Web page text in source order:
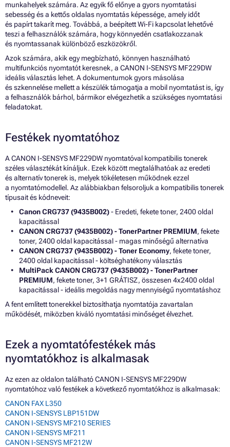
munkahelyek számára. Az egyik fő előnye a gyors nyomtatási
sebesség és a kettős oldalas nyomtatás képessége, amely időt
és papírt takarít meg. Továbbá, a beépített Wi-Fi kapcsolat lehetővé
teszi a felhasználók számára, hogy könnyedén csatlakozzanak
és nyomtassanak különböző eszközökről.
Azok számára, akik egy megbízható, könnyen használható
multifunkciós nyomtatót keresnek, a CANON I-SENSYS MF229DW
ideális választás lehet. A dokumentumok gyors másolása
és szkennelése mellett a készülék támogatja a mobil nyomtatást is, így
a felhasználók bárhol, bármikor elvégezhetik a szükséges nyomtatási
feladatokat.
Festékek nyomtatóhoz
A CANON I-SENSYS MF229DW nyomtatóval kompatibilis tonerek
széles választékát kínáljuk. Ezek között megtalálhatóak az eredeti
és alternatív tonerek is, melyek tökéletesen működnek ezzel
a nyomtatómodellel. Az alábbiakban felsoroljuk a kompatibilis tonerek
típusait és kódneveit:
Canon CRG737 (9435B002)- Eredeti, fekete toner, 2400 oldal
kapacitással
CANON CRG737 (9435B002) - TonerPartner PREMIUM, fekete
toner, 2400 oldal kapacitással - magas minőségű alternatíva
CANON CRG737 (9435B002) - Toner Economy, fekete toner,
2400 oldal kapacitással - költséghatékony választás
MultiPack CANON CRG737 (9435B002) - TonerPartner
PREMIUM, fekete toner, 3+1 GRÁTISZ, összesen 4x2400 oldal
kapacitással - ideális megoldás nagy mennyiségű nyomtatáshoz
A fent említett tonerekkel biztosíthatja nyomtatója zavartalan
működését, miközben kiváló nyomtatási minőséget élvezhet.
Ezek a nyomtatófestékek más
nyomtatókhoz is alkalmasak
Az ezen az oldalon található CANON I-SENSYS MF229DW
nyomtatóhoz való festékek a következő nyomtatókhoz is alkalmasak:
CANON FAX L350
CANON I-SENSYS LBP151DW
CANON I-SENSYS MF210 SERIES
CANON I-SENSYS MF211
CANON I-SENSYS MF212W